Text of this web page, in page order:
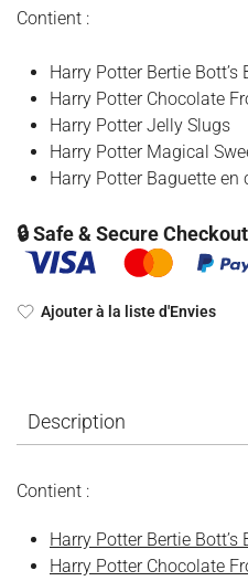
Contient :
Harry Potter Bertie Bott’s
Harry Potter Chocolate
Harry Potter Jelly Slugs
Harry Potter Magical
Harry Potter Baguette
🔒 Safe & Secure Checkout
Ajouter à la liste d'Envies
Description
Contient :
Harry Potter Bertie Bott’s
Harry Potter Chocolate